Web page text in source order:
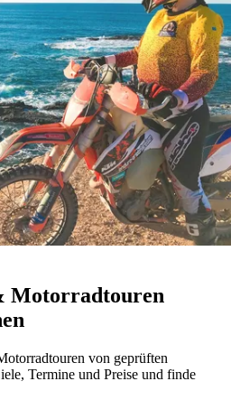
Motorradtouren
von geprüften
Termine und Preise und finde